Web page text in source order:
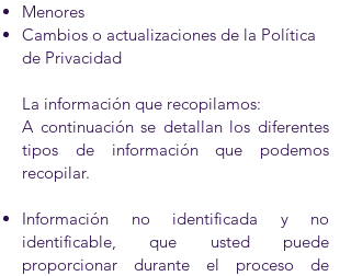
Menores
Cambios o actualizaciones de la Política
de Privacidad
La información que recopilamos:
A continuación se detallan los diferentes
tipos de información que podemos
recopilar.
Información no identificada y no
identificable, que usted puede
proporcionar durante el proceso de